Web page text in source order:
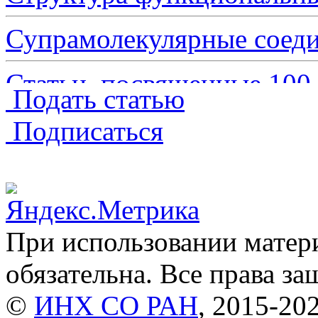
Супрамолекулярные
Статьи, посвященные
Структура
Краткие сообщения
Хроника
(29)
Дискуссии (1)
Подать статью
Подписаться
При использовании
обязательна. Все права
© ИНХ СО РАН, 2015-